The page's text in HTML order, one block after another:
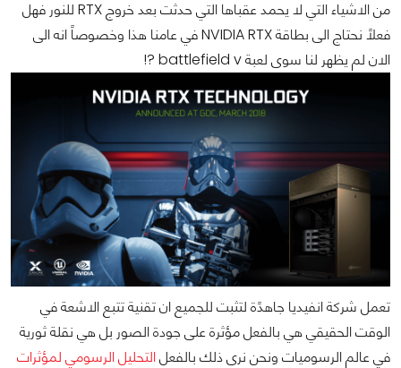
من الاشياء التي لا يحمد عقباها التي حدثت بعد خروج RTX للنور فهل
فعلاً نحتاج الى بطاقة NVIDIA RTX في عامنا هذا وخصوصاً انه الى
الان لم يظهر لنا سوى لعبة battlefield v ?!
تعمل شركة انفيديا جاهدًة لتثبت للجميع ان تقنية تتبع الاشعة في
الوقت الحقيقي هي بالفعل مؤثرة على جودة الصور بل هي نقلة ثورية
في عالم الرسوميات ونحن نرى ذلك بالفعلالتحليل الرسومي لمؤثرات